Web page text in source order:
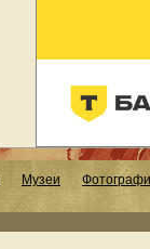
Музеи